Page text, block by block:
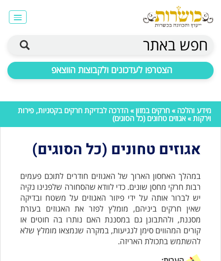
חפש באתר
הצטרפו לעדכונים ולקבוצות הווצאפ
מידע והלכה » חרקים במזון» הדרכה לבדיקת חרקים בקטניות, פירות
וירקות» אגוזים טחונים (כל הסוגים)
אגוזים טחונים (כל הסוגים)
במהלך האחסון הארוך של האגוזים חודרים לתוכם פעמים
רבות חרקי מחסן שונים. כדי לוודא שהסחורה שלפנינו נקיה
יש לברור אותה על ידי פיזור האגוזים על משטח ובדיקה
שאין חרקים ביניהם, מומלץ לפזר את האגוזים בעזרת
מסננת, ולהתבונן גם במסננת האם נותרו בה חוטים או
קורים המהווים סימן לנגיעות, במקרה שנמצאו מומלץ שלא
להשתמש בתכולת האריזה.